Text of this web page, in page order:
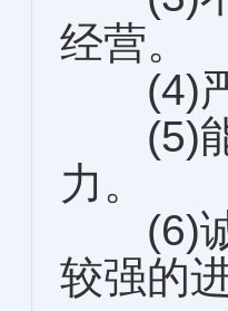
经营。
(4)严
(5)能
力。
(6)诚
较强的